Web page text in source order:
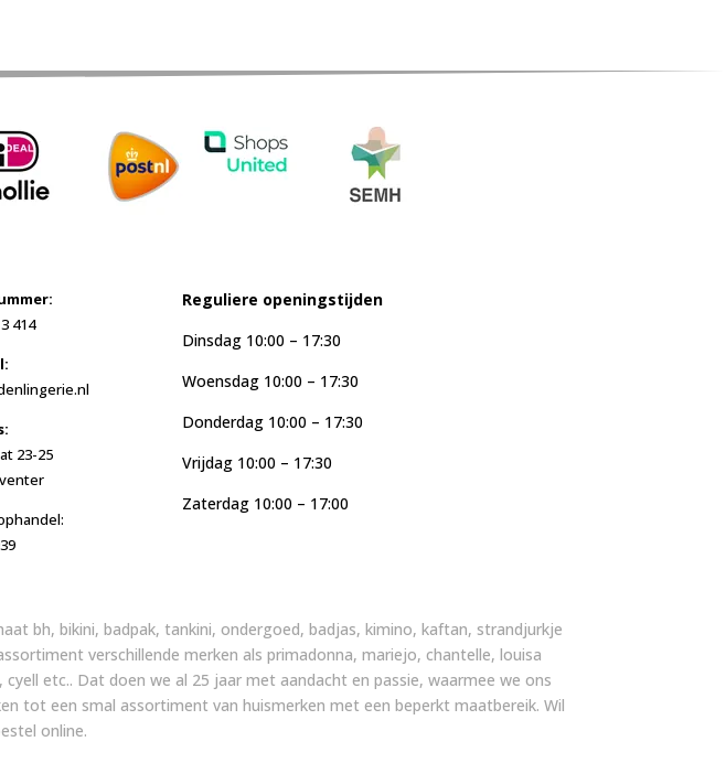
414
23-25
Reguliere openingstijden
Dinsdag 10:00 – 17:30
Woensdag 10:00 – 17:30
Donderdag 10:00 – 17:30
Vrijdag 10:00 – 17:30
Zaterdag 10:00 – 17:00
bh, bikini, badpak, tankini, ondergoed, badjas, kimino, kaftan, strandjurkje
verschillende merken als primadonna, mariejo, chantelle, louisa
etc.. Dat doen we al 25 jaar met aandacht en passie, waarmee we ons
tot een smal assortiment van huismerken met een beperkt maatbereik. Wil
online.